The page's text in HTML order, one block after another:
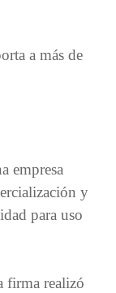
a más de
empresa
y
para uso
firma realizó